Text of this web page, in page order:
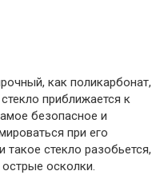
как поликарбонат,
приближается к
безопасное и
при его
стекло разобьется,
осколки.